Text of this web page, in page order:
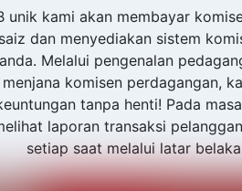
unik kami akan membayar
dan menyediakan sistem
Melalui pengenalan
komisen perdagangan,
tanpa henti! Pada
laporan transaksi
setiap saat melalui latar